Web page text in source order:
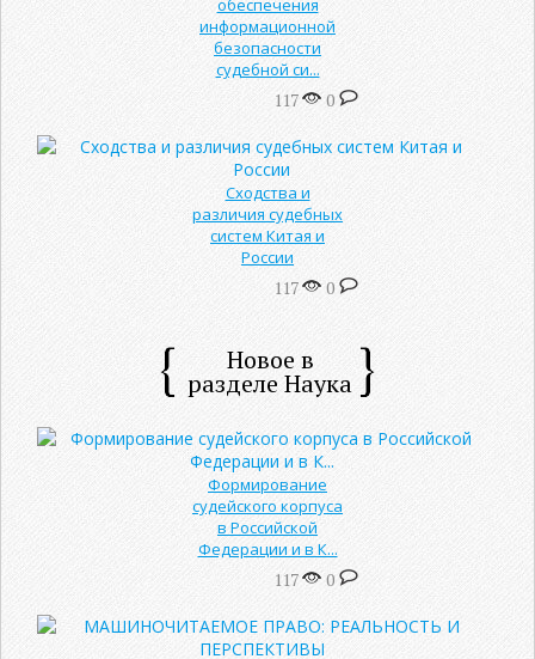
обеспечения
информационной
безопасности
судебной си...
117 0
Сходства и
различия судебных
систем Китая и
России
117 0
Новое в
разделе Наука
Формирование
судейского корпуса
в Российской
Федерации и в К...
117 0